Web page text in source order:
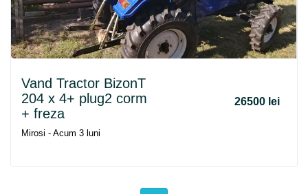
Vand Tractor BizonT
204 x 4+ plug2 corm
+ freza
26500 lei
Mirosi - Acum 3 luni